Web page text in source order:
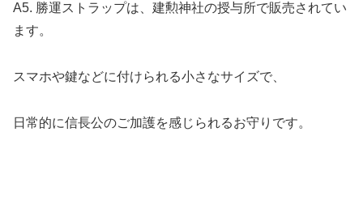
A5. 勝運ストラップは、建勲神社の授与所で販売されてい
ます。
スマホや鍵などに付けられる小さなサイズで、
日常的に信長公のご加護を感じられるお守りです。